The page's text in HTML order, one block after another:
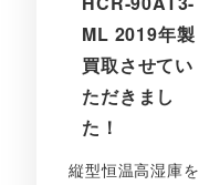
ML 2019年製
買取させてい
ただきまし
た！
縦型恒温高湿庫を